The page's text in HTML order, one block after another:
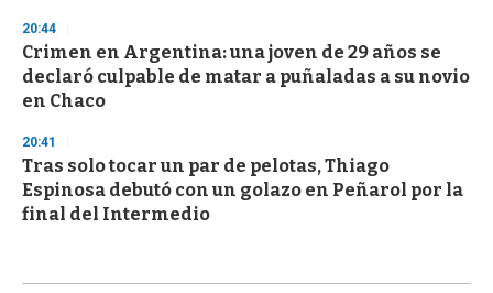
20:44
Crimen en Argentina: una joven de 29 años se
declaró culpable de matar a puñaladas a su novio
en Chaco
20:41
Tras solo tocar un par de pelotas, Thiago
Espinosa debutó con un golazo en Peñarol por la
final del Intermedio